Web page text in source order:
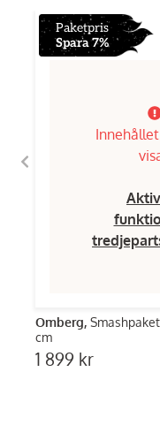
Paketpris
Spara 7%
Omberg,
cm
1 899 kr